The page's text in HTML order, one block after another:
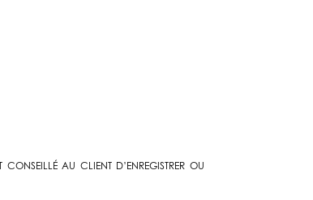
AU CLIENT D’ENREGISTRER OU